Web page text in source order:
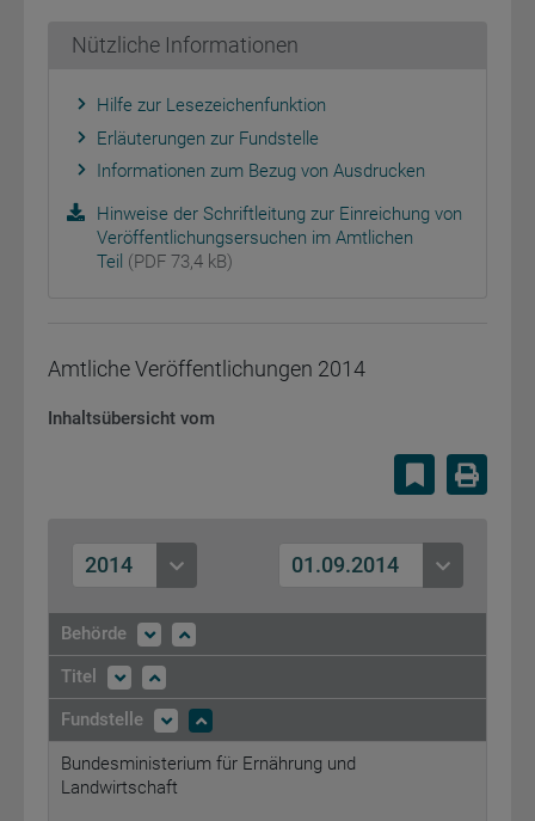
Nützliche Informationen
Hilfe zur Lesezeichenfunktion
Erläuterungen zur Fundstelle
Informationen zum Bezug von Ausdrucken
Hinweise der Schriftleitung zur Einreichung von
Veröffentlichungsersuchen im Amtlichen
Teil (PDF 73,4 kB)
Amtliche Veröffentlichungen 2014
Inhaltsübersicht vom
2014 01.09.2014
Behörde
Titel
Fundstelle
Bundesministerium für Ernährung und
Landwirtschaft